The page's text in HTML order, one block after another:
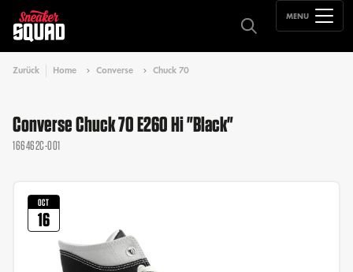
MENU
Zurück Home Converse Chuck 70
Converse Chuck 70 E260 Hi "Black"
166462C-001
OCT
16